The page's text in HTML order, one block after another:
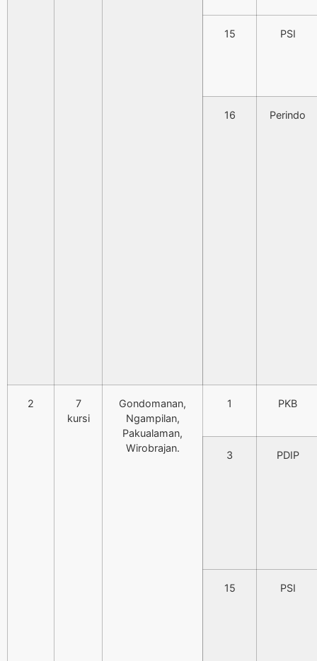
15 PSI
16 Perindo
2
7
kursi
Gondomanan,
Ngampilan,
Pakualaman,
Wirobrajan.
1 PKB
3 PDIP
15 PSI